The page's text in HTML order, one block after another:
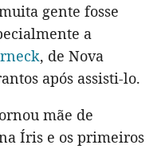
gente fosse
a
, de Nova
após assisti-lo.
mãe de
Íris e os primeiros